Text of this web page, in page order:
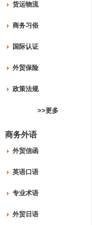
货运物流
商务习俗
国际认证
外贸保险
政策法规
>>更多
商务外语
外贸信函
英语口语
专业术语
外贸日语